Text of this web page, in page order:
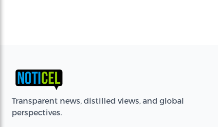
Transparent news, distilled views, and global
perspectives.